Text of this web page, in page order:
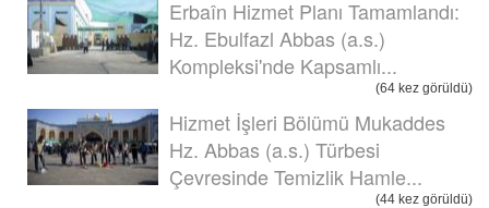
Erbaîn Hizmet Planı Tamamlandı:
Hz. Ebulfazl Abbas (a.s.)
Kompleksi'nde Kapsamlı...
(64 kez görüldü)
Hizmet İşleri Bölümü Mukaddes
Hz. Abbas (a.s.) Türbesi
Çevresinde Temizlik Hamle...
(44 kez görüldü)